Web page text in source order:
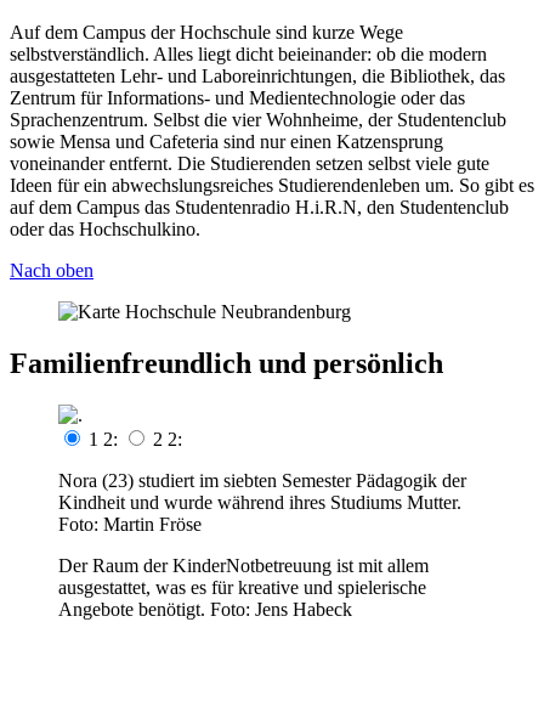
Auf dem Campus der Hochschule sind kurze Wege
selbstverständlich. Alles liegt dicht beieinander: ob die modern
ausgestatteten Lehr- und Laboreinrichtungen, die Bibliothek, das
Zentrum für Informations- und Medientechnologie oder das
Sprachenzentrum. Selbst die vier Wohnheime, der Studentenclub
sowie Mensa und Cafeteria sind nur einen Katzensprung
voneinander entfernt. Die Studierenden setzen selbst viele gute
Ideen für ein abwechslungsreiches Studierendenleben um. So gibt es
auf dem Campus das Studentenradio H.i.R.N, den Studentenclub
oder das Hochschulkino.
Nach oben
Familienfreundlich und persönlich
1 2:
2 2:
Nora (23) studiert im siebten Semester Pädagogik der
Kindheit und wurde während ihres Studiums Mutter.
Foto: Martin Fröse
Der Raum der KinderNotbetreuung ist mit allem
ausgestattet, was es für kreative und spielerische
Angebote benötigt. Foto: Jens Habeck